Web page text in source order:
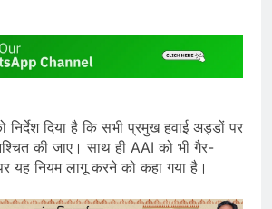
दिया है कि सभी प्रमुख हवाई अड्डों पर
की जाए। साथ ही AAI को भी गैर-
यह नियम लागू करने को कहा गया है।